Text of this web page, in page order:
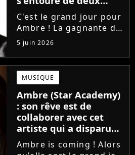
proches de Slimane
C'est le grand jour pour
Ambre ! La gagnante de
la Star Academy fait ses
premiers pas dans
l'industrie en publiant
J'me demande, un
premier single que la
chanteuse a
confectionné avec...
5 juin 2026
MUSIQUE
Ambre (Star Academy)
: son rêve est de
collaborer avec cet
artiste qui a disparu
des radars, "c'est un
génie"
Ambre is coming ! Alors